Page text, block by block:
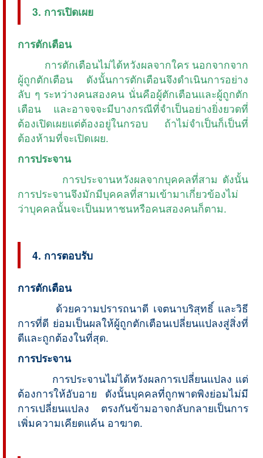
3. การเปิดเผย
การตักเตือน
การตักเตือนไม่ได้หวังผลจากใคร นอกจากจาก
ผู้ถูกตักเตือน ดังนั้นการตักเตือนจึงดำเนินการอย่าง
ลับ ๆ ระหว่างคนสองคน นั่นคือผู้ตักเตือนและผู้ถูกตัก
เตือน และอาจจจะมีบางกรณีที่จำเป็นอย่างยิ่งยวดที่
ต้องเปิดเผยแต่ต้องอยู่ในกรอบ ถ้าไม่จำเป็นก็เป็นที่
ต้องห้ามที่จะเปิดเผย.
การประจาน
การประจานหวังผลจากบุคคลที่สาม ดังนั้น
การประจานจึงมักมีบุคคลที่สามเข้ามาเกี่ยวข้องไม่
ว่าบุคคลนั้นจะเป็นมหาชนหรือคนสองคนก็ตาม.
4. การตอบรับ
การตักเตือน
ด้วยความปรารถนาดี เจตนาบริสุทธิ์ และวิธี
การที่ดี ย่อมเป็นผลให้ผู้ถูกตักเตือนเปลี่ยนแปลงสู่สิ่งที่
ดีและถูกต้องในที่สุด.
การประจาน
การประจานไม่ได้หวังผลการเปลี่ยนแปลง แต่
ต้องการให้อับอาย ดังนั้นบุคคลที่ถูกพาดพิงย่อมไม่มี
การเปลี่ยนแปลง ตรงกันข้ามอาจกลับกลายเป็นการ
เพิ่มความเคียดแค้น อาฆาต.